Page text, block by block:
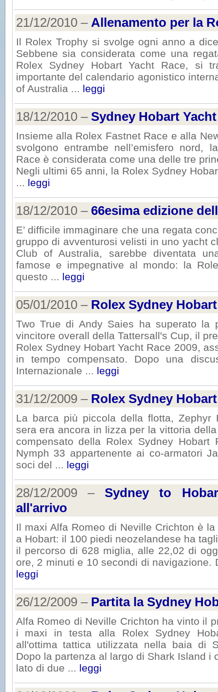
21/12/2010 – Allenamento per la
Il Rolex Trophy si svolge ogni anno a
Sebbene sia considerata come una
Rolex Sydney Hobart Yacht Race, si
importante del calendario agonistico
of Australia ... leggi
18/12/2010 – Sydney Hobart
Insieme alla Rolex Fastnet Race e alla
svolgono entrambe nell’emisfero nord,
Race è considerata come una delle tre
Negli ultimi 65 anni, la Rolex Sydney
... leggi
18/12/2010 – 66esima edizione
E’ difficile immaginare che una regata
gruppo di avventurosi velisti in uno yacht
Club of Australia, sarebbe diventata
famose e impegnative al mondo: la
questo ... leggi
05/01/2010 – Rolex Sydney
Two True di Andy Saies ha superato la
vincitore overall della Tattersall's Cup, il
Rolex Sydney Hobart Yacht Race 2009,
in tempo compensato. Dopo una
Internazionale ... leggi
31/12/2009 – Rolex Sydney Hobart
La barca più piccola della flotta, Zephyr
sera era ancora in lizza per la vittoria
compensato della Rolex Sydney
Nymph 33 appartenente ai co-armatori
soci del ... leggi
28/12/2009 – Sydney to
all'arrivo
Il maxi Alfa Romeo di Neville Crichton è
a Hobart: il 100 piedi neozelandese ha
il percorso di 628 miglia, alle 22,02 di
ore, 2 minuti e 10 secondi di navigazione.
leggi
26/12/2009 – Partita la Sydney
Alfa Romeo di Neville Crichton ha vinto il
i maxi in testa alla Rolex Sydney
all'ottima tattica utilizzata nella baia di
Dopo la partenza al largo di Shark Island i
lato di due ... leggi